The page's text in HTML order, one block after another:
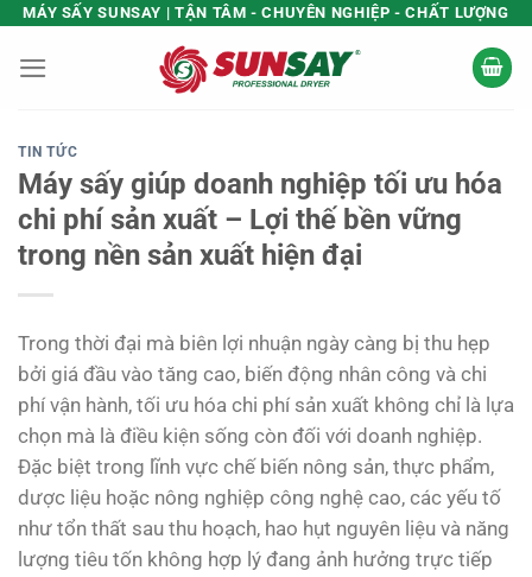
Bỏ
nội
MÁY SẤY SUNSAY | TẬN TÂM - CHUYÊN NGHIỆP - CHẤT LƯỢNG
TIN TỨC
Máy sấy giúp doanh nghiệp tối ưu hóa
chi phí sản xuất – Lợi thế bền vững
trong nền sản xuất hiện đại
Trong thời đại mà biên lợi nhuận ngày càng bị thu hẹp
bởi giá đầu vào tăng cao, biến động nhân công và chi
phí vận hành, tối ưu hóa chi phí sản xuất không chỉ là lựa
chọn mà là điều kiện sống còn đối với doanh nghiệp.
Đặc biệt trong lĩnh vực chế biến nông sản, thực phẩm,
dược liệu hoặc nông nghiệp công nghệ cao, các yếu tố
như tổn thất sau thu hoạch, hao hụt nguyên liệu và năng
lượng tiêu tốn không hợp lý đang ảnh hưởng trực tiếp